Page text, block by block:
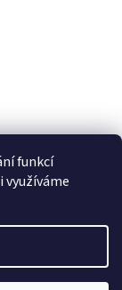
funkcí
využíváme